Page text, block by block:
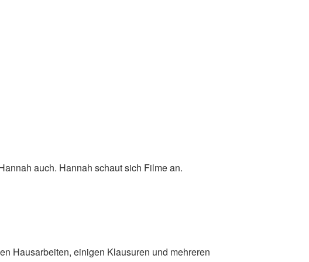
auch. Hannah schaut sich Filme an.
Hausarbeiten, einigen Klausuren und mehreren